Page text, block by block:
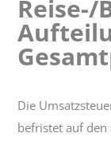
Die
befristet auf den